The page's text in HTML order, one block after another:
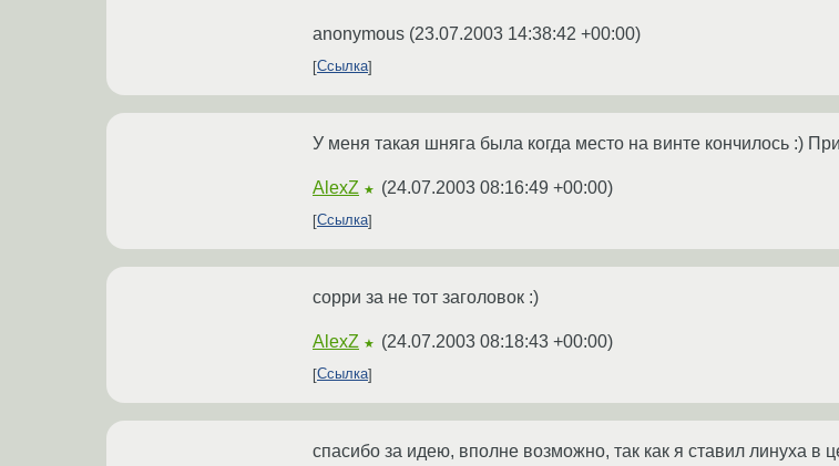
anonymous (23.07.2003 14:38:42 +00:00)
Ссылка
У меня такая шняга была когда место на винте кончилось :)
AlexZ ★ (24.07.2003 08:16:49 +00:00)
Ссылка
сорри за не тот заголовок :)
AlexZ ★ (24.07.2003 08:18:43 +00:00)
Ссылка
спасибо за идею, вполне возможно, так как я ставил линуха